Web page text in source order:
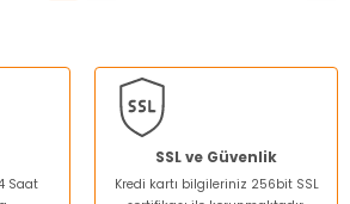
Saat
SSL ve Güvenlik
Kredi kartı bilgileriniz 256bit SSL